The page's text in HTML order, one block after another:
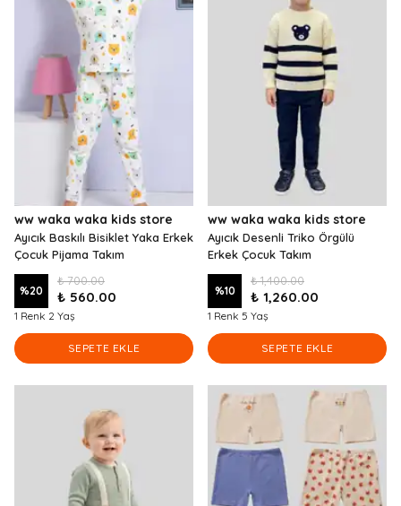
ww waka waka kids store
Ayıcık Baskılı Bisiklet Yaka Erkek
Çocuk Pijama Takım
%20
₺ 700.00
₺ 560.00
1 Renk 2 Yaş
SEPETE EKLE
ww waka waka kids store
Ayıcık Desenli Triko Örgülü
Erkek Çocuk Takım
%10
₺ 1,400.00
₺ 1,260.00
1 Renk 5 Yaş
SEPETE EKLE